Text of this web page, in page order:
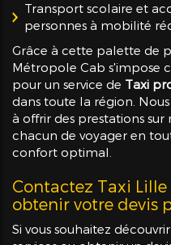
Transport scolaire et
personnes à mobilité
Grâce à cette palette de
Métropole Cab s'impose
pour un service de Taxi
dans toute la région.
à offrir des prestations
chacun de voyager en
confort optimal.
Contactez Taxi
obtenir votre devis
Si vous souhaitez